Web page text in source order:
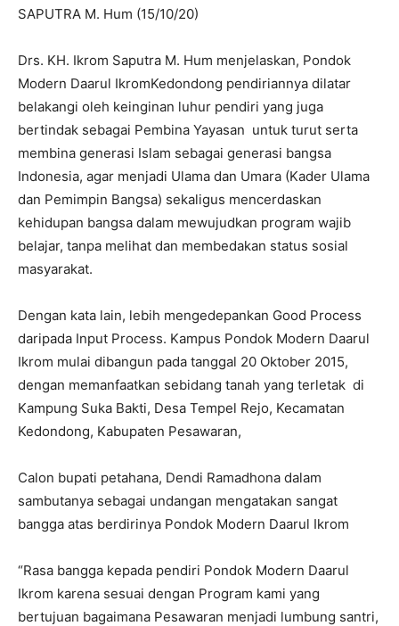
SAPUTRA M. Hum (15/10/20)
Drs. KH. Ikrom Saputra M. Hum menjelaskan, Pondok
Modern Daarul IkromKedondong pendiriannya dilatar
belakangi oleh keinginan luhur pendiri yang juga
bertindak sebagai Pembina Yayasan untuk turut serta
membina generasi Islam sebagai generasi bangsa
Indonesia, agar menjadi Ulama dan Umara (Kader Ulama
dan Pemimpin Bangsa) sekaligus mencerdaskan
kehidupan bangsa dalam mewujudkan program wajib
belajar, tanpa melihat dan membedakan status sosial
masyarakat.
Dengan kata lain, lebih mengedepankan Good Process
daripada Input Process. Kampus Pondok Modern Daarul
Ikrom mulai dibangun pada tanggal 20 Oktober 2015,
dengan memanfaatkan sebidang tanah yang terletak di
Kampung Suka Bakti, Desa Tempel Rejo, Kecamatan
Kedondong, Kabupaten Pesawaran,
Calon bupati petahana, Dendi Ramadhona dalam
sambutanya sebagai undangan mengatakan sangat
bangga atas berdirinya Pondok Modern Daarul Ikrom
“Rasa bangga kepada pendiri Pondok Modern Daarul
Ikrom karena sesuai dengan Program kami yang
bertujuan bagaimana Pesawaran menjadi lumbung santri,